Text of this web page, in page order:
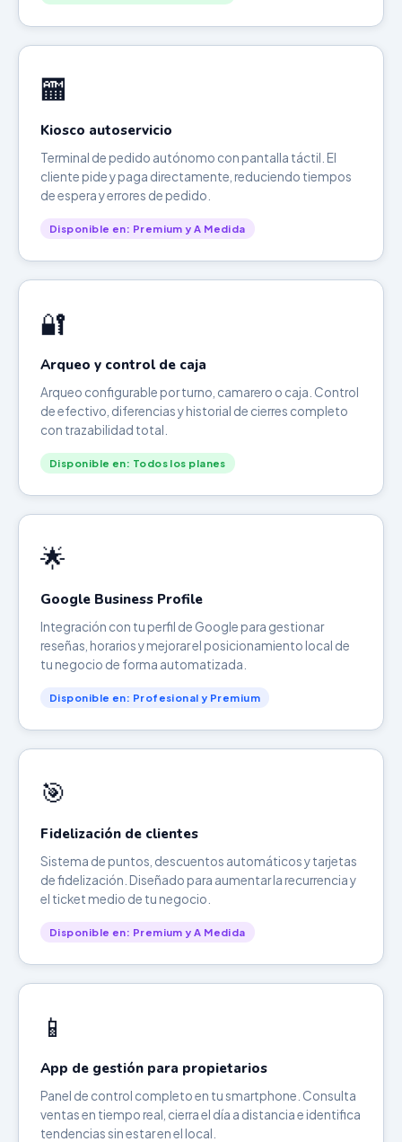
🏧
Kiosco autoservicio
Terminal de pedido autónomo con pantalla táctil. El
cliente pide y paga directamente, reduciendo tiempos
de espera y errores de pedido.
Disponible en: Premium y A Medida
🔐
Arqueo y control de caja
Arqueo configurable por turno, camarero o caja. Control
de efectivo, diferencias y historial de cierres completo
con trazabilidad total.
Disponible en: Todos los planes
🌟
Google Business Profile
Integración con tu perfil de Google para gestionar
reseñas, horarios y mejorar el posicionamiento local de
tu negocio de forma automatizada.
Disponible en: Profesional y Premium
🎯
Fidelización de clientes
Sistema de puntos, descuentos automáticos y tarjetas
de fidelización. Diseñado para aumentar la recurrencia y
el ticket medio de tu negocio.
Disponible en: Premium y A Medida
📱
App de gestión para propietarios
Panel de control completo en tu smartphone. Consulta
ventas en tiempo real, cierra el día a distancia e identifica
tendencias sin estar en el local.